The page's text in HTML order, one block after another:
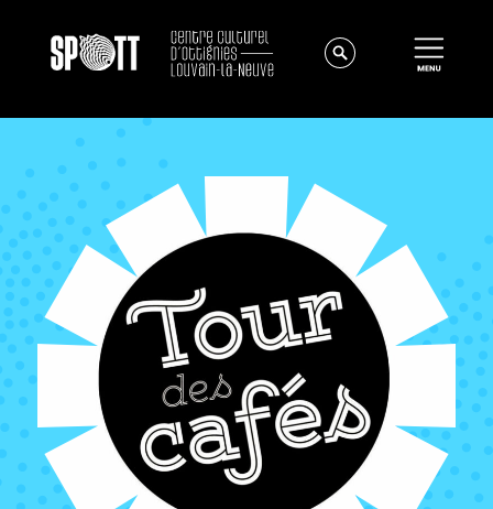
Actualités
À propos
Équipe
Instances
Offres d'emploi